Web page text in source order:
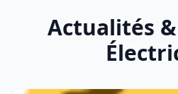
Actualités